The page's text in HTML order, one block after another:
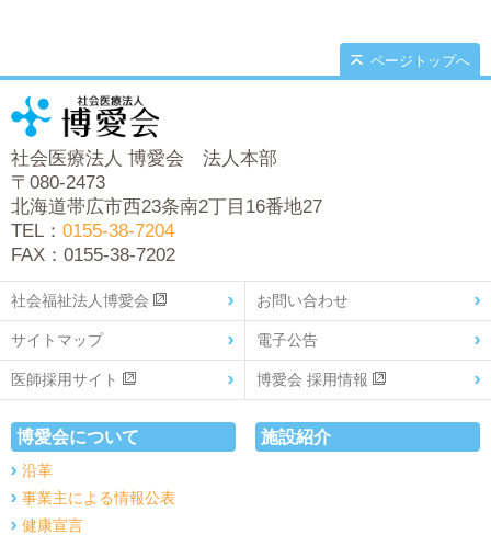
ページトップへ
社会医療法人 博愛会 法人本部
〒080-2473
北海道帯広市西23条南2丁目16番地27
TEL： 0155-38-7204
FAX：0155-38-7202
社会福祉法人博愛会 お問い合わせ
サイトマップ 電子公告
医師採用サイト 博愛会 採用情報
博愛会について
沿革
事業主による情報公表
健康宣言
施設紹介